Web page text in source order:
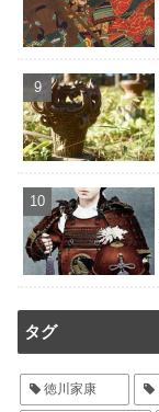
タグ
徳川家康